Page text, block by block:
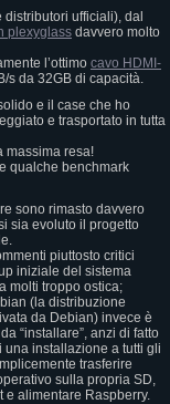
distributori ufficiali), dal
plexyglass davvero molto
l’ottimo cavo HDMI-
s da 32GB di capacità.
e il case che ho
e trasportato in tutta
massima resa!
qualche benchmark
sono rimasto davvero
sia evoluto il progetto
piuttosto critici
iniziale del sistema
molti troppo ostica;
(la distribuzione
da Debian) invece è
“installare”, anzi di fatto
una installazione a tutti gli
trasferire
sulla propria SD,
e alimentare Raspberry.